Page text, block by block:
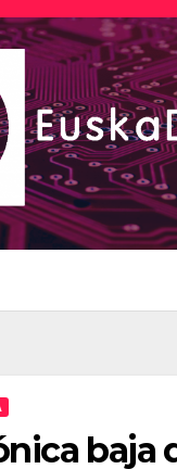
baja